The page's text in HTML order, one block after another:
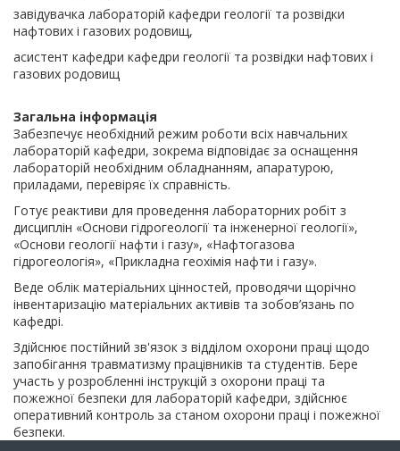
завідувачка лабораторій кафедри геології та розвідки
нафтових і газових родовищ,
асистент кафедри кафедри геології та розвідки нафтових і
газових родовищ
Загальна інформація
Забезпечує необхідний режим роботи всіх навчальних
лабораторій кафедри, зокрема відповідає за оснащення
лабораторій необхідним обладнанням, апаратурою,
приладами, перевіряє їх справність.
Готує реактиви для проведення лабораторних робіт з
дисциплін «Основи гідрогеології та інженерної геології»,
«Основи геології нафти і газу», «Нафтогазова
гідрогеологія», «Прикладна геохімія нафти і газу».
Веде облік матеріальних цінностей, проводячи щорічно
інвентаризацію матеріальних активів та зобов’язань по
кафедрі.
Здійснює постійний зв'язок з відділом охорони праці щодо
запобігання травматизму працівників та студентів. Бере
участь у розробленні інструкцій з охорони праці та
пожежної безпеки для лабораторій кафедри, здійснює
оперативний контроль за станом охорони праці і пожежної
безпеки.